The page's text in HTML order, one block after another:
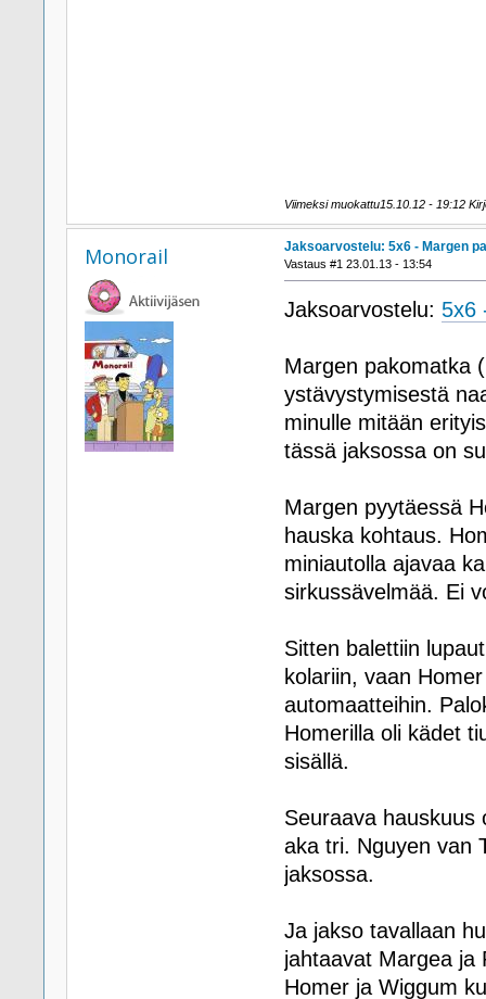
Viimeksi muokattu15.10.12 - 19:12
Monorail Jaksoarvostelu: 5x6 - Margen
Vastaus #1 23.01.13 - 13:54
Jaksoarvostelu: 5x6
Margen pakomatka
ystävystymisestä
minulle mitään
tässä jaksossa on
Margen pyytäessä
hauska kohtaus.
miniautolla ajavaa
sirkussävelmää. Ei
Sitten balettiin
kolariin, vaan
automaatteihin.
Homerilla oli kädet
sisällä.
Seuraava hauskuus
aka tri. Nguyen van
jaksossa.
Ja jakso tavallaan
jahtaavat Margea ja
Homer ja Wiggum